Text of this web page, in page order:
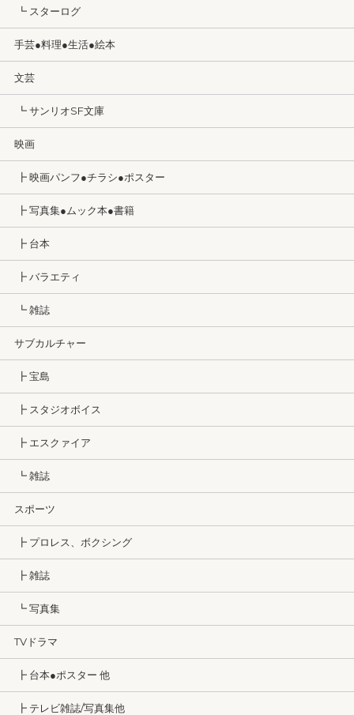
┗ スターログ
手芸●料理●生活●絵本
文芸
┗ サンリオSF文庫
映画
┣ 映画パンフ●チラシ●ポスター
┣ 写真集●ムック本●書籍
┣ 台本
┣ バラエティ
┗ 雑誌
サブカルチャー
┣ 宝島
┣ スタジオボイス
┣ エスクァイア
┗ 雑誌
スポーツ
┣ プロレス、ボクシング
┣ 雑誌
┗ 写真集
TVドラマ
┣ 台本●ポスター 他
┣ テレビ雑誌/写真集他